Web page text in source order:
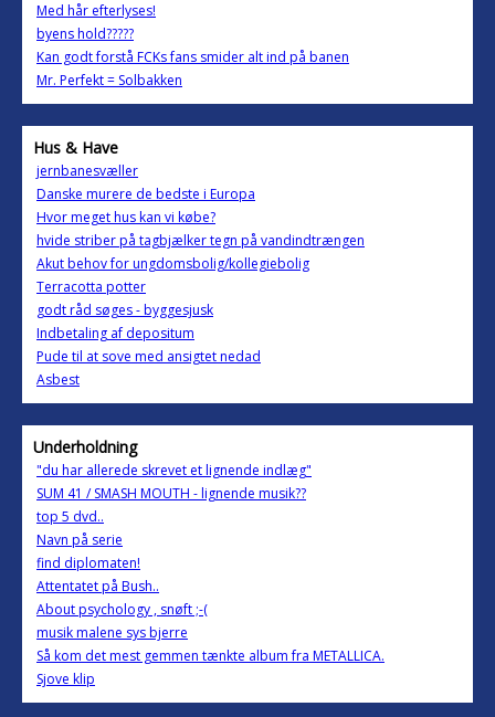
Med hår efterlyses!
byens hold?????
Kan godt forstå FCKs fans smider alt ind på banen
Mr. Perfekt = Solbakken
Hus & Have
jernbanesvæller
Danske murere de bedste i Europa
Hvor meget hus kan vi købe?
hvide striber på tagbjælker tegn på vandindtrængen
Akut behov for ungdomsbolig/kollegiebolig
Terracotta potter
godt råd søges - byggesjusk
Indbetaling af depositum
Pude til at sove med ansigtet nedad
Asbest
Underholdning
"du har allerede skrevet et lignende indlæg"
SUM 41 / SMASH MOUTH - lignende musik??
top 5 dvd..
Navn på serie
find diplomaten!
Attentatet på Bush..
About psychology , snøft ;-(
musik malene sys bjerre
Så kom det mest gemmen tænkte album fra METALLICA.
Sjove klip